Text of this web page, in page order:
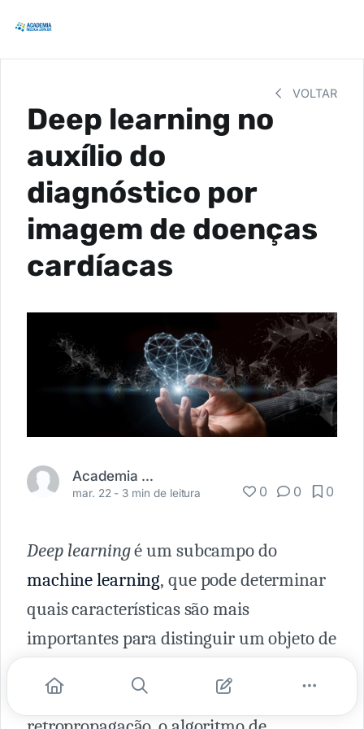
VOLTAR
Deep learning no
auxílio do
diagnóstico por
imagem de doenças
cardíacas
Academia Médica
mar. 22 - 3 min de leitura 0 0 0
Deep learningé um subcampo do
machine learning, que pode determinar
quais características são mais
importantes para distinguir um objeto de
de gradiente descendente e